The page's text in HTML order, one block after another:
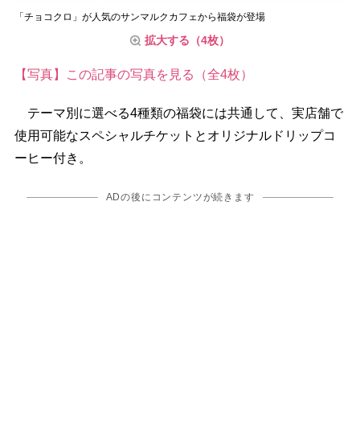
「チョコクロ」が人気のサンマルクカフェから福袋が登場
拡大する（4枚）
【写真】この記事の写真を見る（全4枚）
テーマ別に選べる4種類の福袋には共通して、実店舗で
使用可能なスペシャルチケットとオリジナルドリップコ
ーヒー付き。
ADの後にコンテンツが続きます